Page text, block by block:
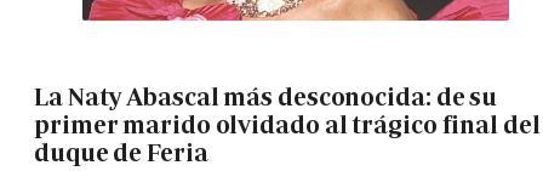
La Naty Abascal más desconocida: de su
primer marido olvidado al trágico final del
duque de Feria